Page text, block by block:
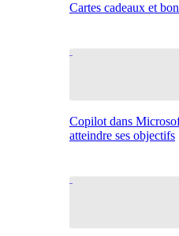
Cartes cadeaux et
Copilot dans
atteindre ses objectifs